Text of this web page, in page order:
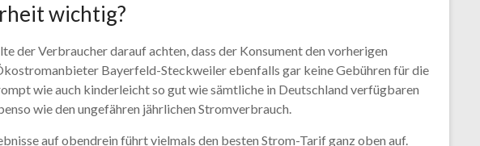
wichtig?
Verbraucher darauf achten, dass der Konsument den vorherigen
Bayerfeld-Steckweiler ebenfalls gar keine Gebühren für die
wie auch kinderleicht so gut wie sämtliche in Deutschland verfügbaren
wie den ungefähren jährlichen Stromverbrauch.
auf obendrein führt vielmals den besten Strom-Tarif ganz oben auf.